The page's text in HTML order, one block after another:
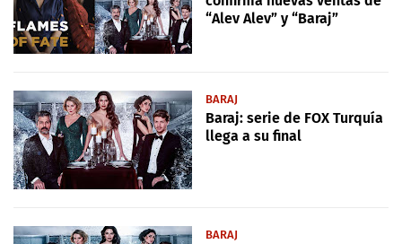
“Alev Alev” y “Baraj”
BARAJ
Baraj: serie de FOX Turquía
llega a su final
BARAJ